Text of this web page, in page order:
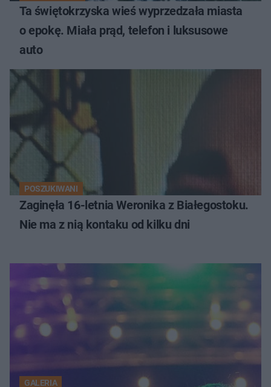
Ta świętokrzyska wieś wyprzedzała miasta
o epokę. Miała prąd, telefon i luksusowe
auto
POSZUKIWANI
Zaginęła 16-letnia Weronika z Białegostoku.
Nie ma z nią kontaku od kilku dni
GALERIA